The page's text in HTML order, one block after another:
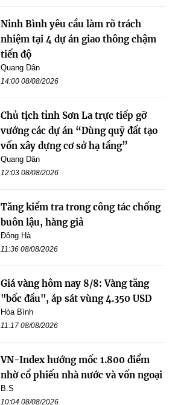
Ninh Bình yêu cầu làm rõ trách
nhiệm tại 4 dự án giao thông chậm
tiến độ
Quang Dân
14:00 08/08/2026
Chủ tịch tỉnh Sơn La trực tiếp gỡ
vướng các dự án “Dùng quỹ đất tạo
vốn xây dựng cơ sở hạ tầng”
Quang Dân
12:03 08/08/2026
Tăng kiểm tra trong công tác chống
buôn lậu, hàng giả
Đông Hà
11:36 08/08/2026
Giá vàng hôm nay 8/8: Vàng tăng
"bốc đầu", áp sát vùng 4.350 USD
Hòa Bình
11:17 08/08/2026
VN-Index hướng mốc 1.800 điểm
nhờ cổ phiếu nhà nước và vốn ngoại
B.S
10:04 08/08/2026